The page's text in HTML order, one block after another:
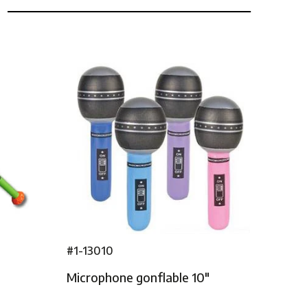
#1-13010
Microphone gonflable 10″